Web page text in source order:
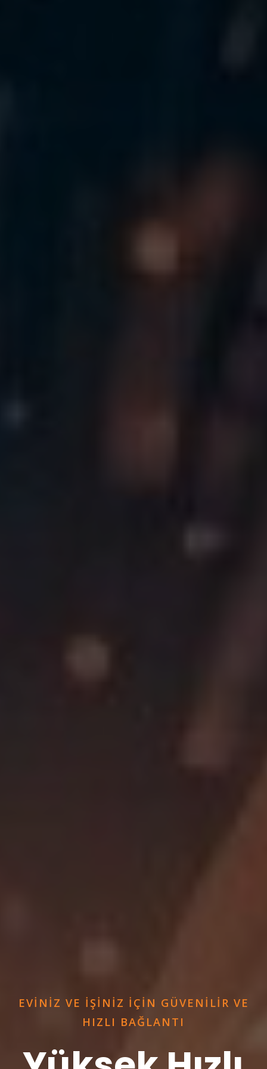
EVINIZ VE IŞINIZ IÇIN GÜVENILIR VE
HIZLI BAĞLANTI